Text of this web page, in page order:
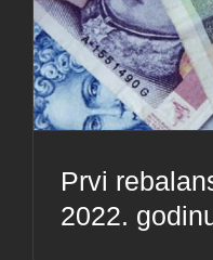
Prvi
2022.